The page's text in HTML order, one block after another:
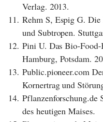
Verlag. 2013.
11. Rehm S, Espig G.
und Subtropen.
12. Pini U. Das Bio-
Hamburg, Potsdam.
13. Public.pioneer.com
Kornertrag und
14. Pflanzenforschung.de
des heutigen Maises.